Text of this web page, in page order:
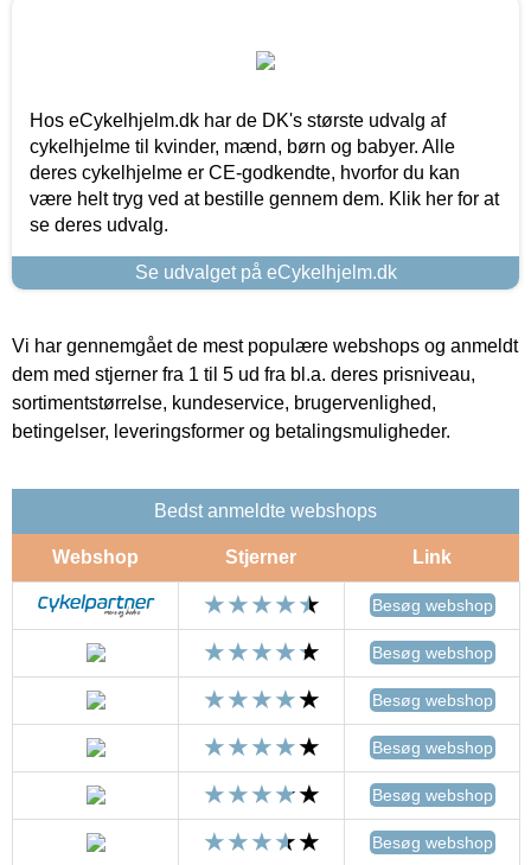
Hos eCykelhjelm.dk har de DK's største udvalg af
cykelhjelme til kvinder, mænd, børn og babyer. Alle
deres cykelhjelme er CE-godkendte, hvorfor du kan
være helt tryg ved at bestille gennem dem. Klik her for at
se deres udvalg.
Se udvalget på eCykelhjelm.dk
Vi har gennemgået de mest populære webshops og anmeldt
dem med stjerner fra 1 til 5 ud fra bl.a. deres prisniveau,
sortimentstørrelse, kundeservice, brugervenlighed,
betingelser, leveringsformer og betalingsmuligheder.
Bedst anmeldte webshops
Webshop Stjerner Link
Besøg webshop
Besøg webshop
Besøg webshop
Besøg webshop
Besøg webshop
Besøg webshop